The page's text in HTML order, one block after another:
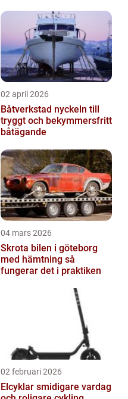
02 april 2026
Båtverkstad nyckeln till
tryggt och bekymmersfritt
båtägande
04 mars 2026
Skrota bilen i göteborg
med hämtning så
fungerar det i praktiken
02 februari 2026
Elcyklar smidigare vardag